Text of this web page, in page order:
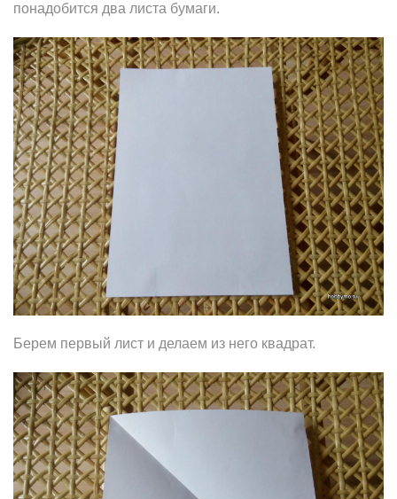
понадобится два листа бумаги.
Берем первый лист и делаем из него квадрат.